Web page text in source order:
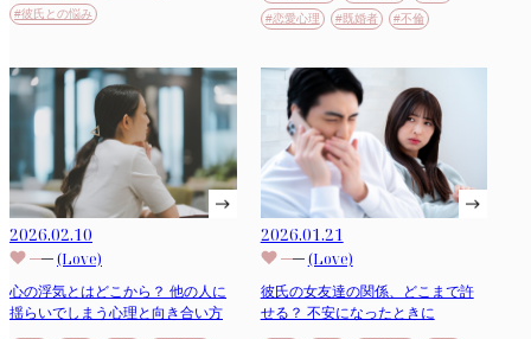
#彼氏との悩み
#恋愛心理
#既婚者 #不倫
2026.02.10
(Love)
心の浮気とはどこから？ 他の人に
揺らいでしまう心理と向き合い方
2026.01.21
(Love)
彼氏の女友達の関係、どこまで許
せる？ 不安になったときに